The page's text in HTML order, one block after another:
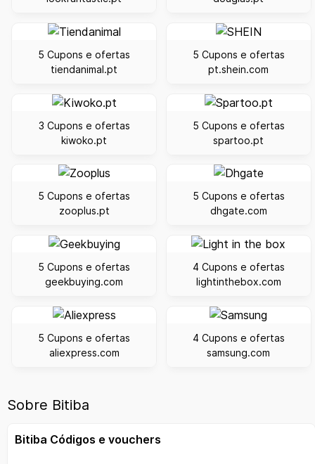
5 Cupons e ofertas
tiendanimal.pt
5 Cupons e ofertas
pt.shein.com
3 Cupons e ofertas
kiwoko.pt
5 Cupons e ofertas
spartoo.pt
5 Cupons e ofertas
zooplus.pt
5 Cupons e ofertas
dhgate.com
5 Cupons e ofertas
geekbuying.com
4 Cupons e ofertas
lightinthebox.com
5 Cupons e ofertas
aliexpress.com
4 Cupons e ofertas
samsung.com
Sobre Bitiba
Bitiba Códigos e vouchers